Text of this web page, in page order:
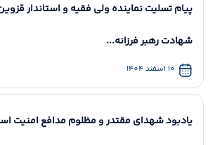
پیام تسلیت نماینده ولی فقیه و استاندار
شهادت رهبر فرزانه...
10 اسفند 1404
یادبود شهدای مقتدر و مظلوم مدافع امنیت